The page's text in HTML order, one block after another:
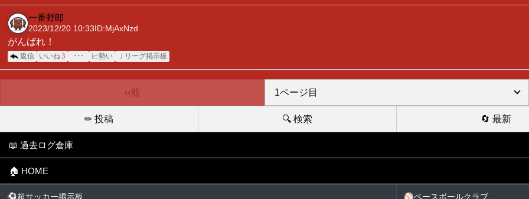
一番野郎
2023/12/20 10:33 ID:MjAxNzd
がんばれ！
返信 いいね 3 ･･･ 📈勢い Ｊリーグ掲示板
‹‹前
✏ 投稿 🔍 検索 🔄 最新
📖 過去ログ倉庫
🏠 HOME
⚽超サッカー掲示板 ⚾ベースボールクラブ